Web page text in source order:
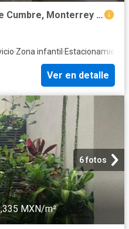
Casa en Venta, Cerradas de Cumbre, Monterrey NL
·Zona infantil ·Estacionamiento
Ver en detalle
6 fotos
MXN/m²